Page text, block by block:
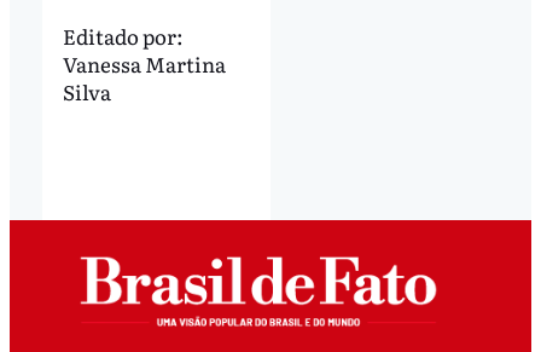
Editado por:
Vanessa Martina
Silva